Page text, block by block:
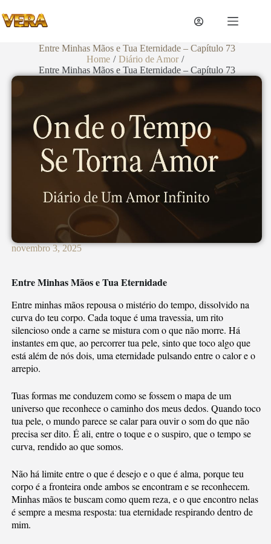
Entre Minhas Mãos e Tua Eternidade – Capítulo 73
Home / Diário de Amor /
Entre Minhas Mãos e Tua Eternidade – Capítulo 73
novembro 3, 2025
Entre Minhas Mãos e Tua Eternidade
Entre minhas mãos repousa o mistério do tempo, dissolvido na
curva do teu corpo. Cada toque é uma travessia, um rito
silencioso onde a carne se mistura com o que não morre. Há
instantes em que, ao percorrer tua pele, sinto que toco algo que
está além de nós dois, uma eternidade pulsando entre o calor e o
arrepio.
Tuas formas me conduzem como se fossem o mapa de um
universo que reconhece o caminho dos meus dedos. Quando toco
tua pele, o mundo parece se calar para ouvir o som do que não
precisa ser dito. É ali, entre o toque e o suspiro, que o tempo se
curva, rendido ao que somos.
Não há limite entre o que é desejo e o que é alma, porque teu
corpo é a fronteira onde ambos se encontram e se reconhecem.
Minhas mãos te buscam como quem reza, e o que encontro nelas
é sempre a mesma resposta: tua eternidade respirando dentro de
mim.